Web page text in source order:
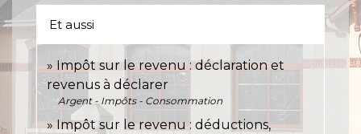
Et aussi
Impôt sur le revenu : déclaration et
revenus à déclarer
Argent - Impôts - Consommation
Impôt sur le revenu : déductions,